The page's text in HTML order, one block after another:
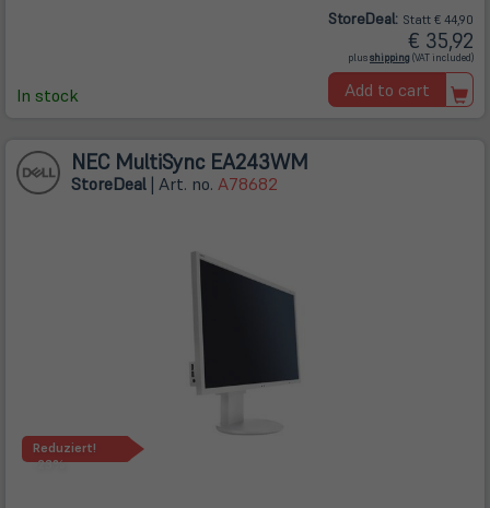
In stock
StoreDeal: Statt € 44,90
€ 35,92
plusshipping (öffnet
in
neuem
Tab)
(VAT included)
Add to cart
NEC MultiSync EA243WM
StoreDeal | Art. no. A78682
Reduziert!
-23%